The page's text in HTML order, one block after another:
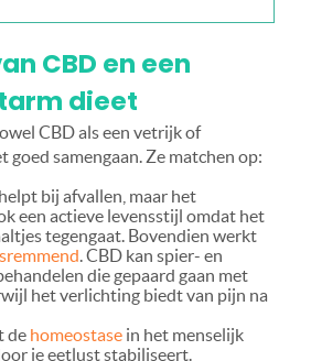
CBD en een
dieet
CBD als een vetrijk of
samengaan. Ze matchen op:
bij afvallen, maar het
een actieve levensstijl omdat het
tegengaat. Bovendien werkt
. CBD kan spier- en
die gepaard gaan met
het verlichting biedt van pijn na
de homeostase in het menselijk
je eetlust stabiliseert.